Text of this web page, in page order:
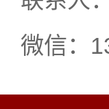
微信：